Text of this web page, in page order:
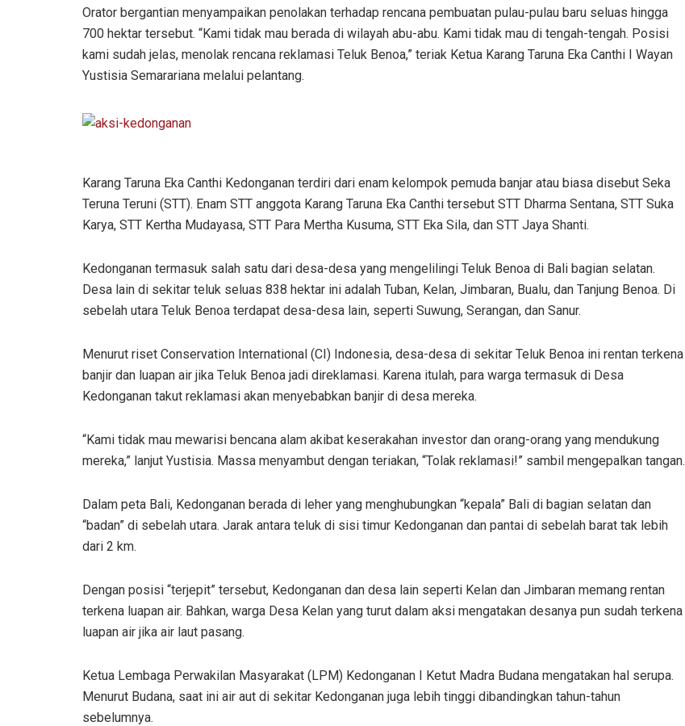
Orator bergantian menyampaikan penolakan terhadap rencana pembuatan pulau-pulau baru seluas hingga
700 hektar tersebut. “Kami tidak mau berada di wilayah abu-abu. Kami tidak mau di tengah-tengah. Posisi
kami sudah jelas, menolak rencana reklamasi Teluk Benoa,” teriak Ketua Karang Taruna Eka Canthi I Wayan
Yustisia Semarariana melalui pelantang.
Karang Taruna Eka Canthi Kedonganan terdiri dari enam kelompok pemuda banjar atau biasa disebut Seka
Teruna Teruni (STT). Enam STT anggota Karang Taruna Eka Canthi tersebut STT Dharma Sentana, STT Suka
Karya, STT Kertha Mudayasa, STT Para Mertha Kusuma, STT Eka Sila, dan STT Jaya Shanti.
Kedonganan termasuk salah satu dari desa-desa yang mengelilingi Teluk Benoa di Bali bagian selatan.
Desa lain di sekitar teluk seluas 838 hektar ini adalah Tuban, Kelan, Jimbaran, Bualu, dan Tanjung Benoa. Di
sebelah utara Teluk Benoa terdapat desa-desa lain, seperti Suwung, Serangan, dan Sanur.
Menurut riset Conservation International (CI) Indonesia, desa-desa di sekitar Teluk Benoa ini rentan terkena
banjir dan luapan air jika Teluk Benoa jadi direklamasi. Karena itulah, para warga termasuk di Desa
Kedonganan takut reklamasi akan menyebabkan banjir di desa mereka.
“Kami tidak mau mewarisi bencana alam akibat keserakahan investor dan orang-orang yang mendukung
mereka,” lanjut Yustisia. Massa menyambut dengan teriakan, “Tolak reklamasi!” sambil mengepalkan tangan.
Dalam peta Bali, Kedonganan berada di leher yang menghubungkan “kepala” Bali di bagian selatan dan
“badan” di sebelah utara. Jarak antara teluk di sisi timur Kedonganan dan pantai di sebelah barat tak lebih
dari 2 km.
Dengan posisi “terjepit” tersebut, Kedonganan dan desa lain seperti Kelan dan Jimbaran memang rentan
terkena luapan air. Bahkan, warga Desa Kelan yang turut dalam aksi mengatakan desanya pun sudah terkena
luapan air jika air laut pasang.
Ketua Lembaga Perwakilan Masyarakat (LPM) Kedonganan I Ketut Madra Budana mengatakan hal serupa.
Menurut Budana, saat ini air aut di sekitar Kedonganan juga lebih tinggi dibandingkan tahun-tahun
sebelumnya.